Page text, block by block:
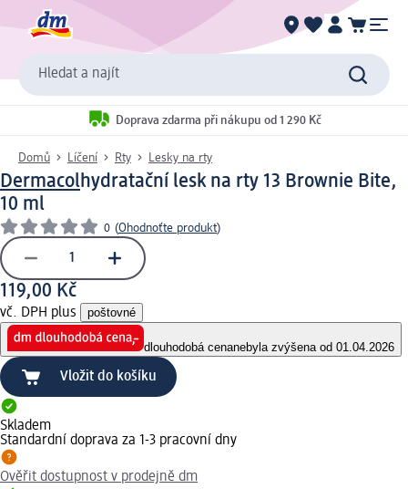
Hledat a najít
Doprava zdarma při nákupu od 1 290 Kč
Domů Líčení Rty Lesky na rty
Dermacolhydratační lesk na rty 13 Brownie Bite,
10 ml
0 (Ohodnoťte produkt)
119,00 Kč
vč. DPH plus poštovné
dlouhodobá cenanebyla zvýšena od 01.04.2026
Vložit do košíku
Skladem
Standardní doprava za 1-3 pracovní dny
Ověřit dostupnost v prodejně dm